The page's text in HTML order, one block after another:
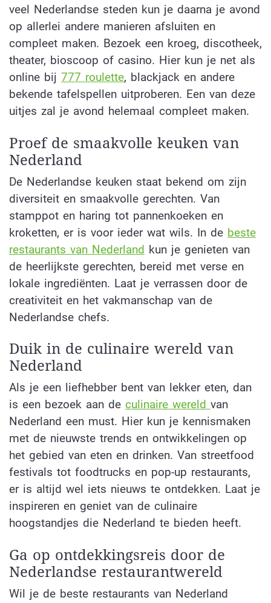
veel Nederlandse steden kun je daarna je avond
op allerlei andere manieren afsluiten en
compleet maken. Bezoek een kroeg, discotheek,
theater, bioscoop of casino. Hier kun je net als
online bij 777 roulette, blackjack en andere
bekende tafelspellen uitproberen. Een van deze
uitjes zal je avond helemaal compleet maken.
Proef de smaakvolle keuken van
Nederland
De Nederlandse keuken staat bekend om zijn
diversiteit en smaakvolle gerechten. Van
stamppot en haring tot pannenkoeken en
kroketten, er is voor ieder wat wils. In de beste
restaurants van Nederland kun je genieten van
de heerlijkste gerechten, bereid met verse en
lokale ingrediënten. Laat je verrassen door de
creativiteit en het vakmanschap van de
Nederlandse chefs.
Duik in de culinaire wereld van
Nederland
Als je een liefhebber bent van lekker eten, dan
is een bezoek aan de culinaire wereld van
Nederland een must. Hier kun je kennismaken
met de nieuwste trends en ontwikkelingen op
het gebied van eten en drinken. Van streetfood
festivals tot foodtrucks en pop-up restaurants,
er is altijd wel iets nieuws te ontdekken. Laat je
inspireren en geniet van de culinaire
hoogstandjes die Nederland te bieden heeft.
Ga op ontdekkingsreis door de
Nederlandse restaurantwereld
Wil je de beste restaurants van Nederland